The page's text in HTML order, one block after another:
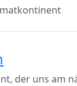
der uns am